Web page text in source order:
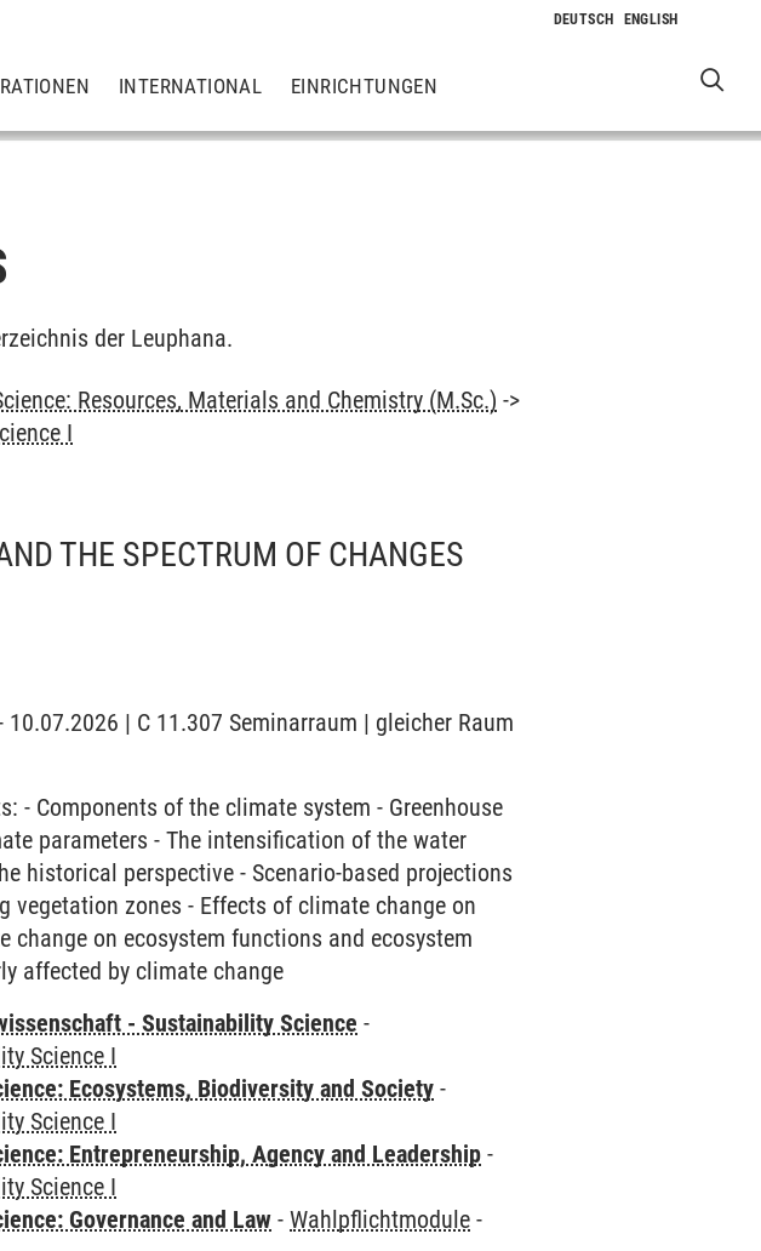
INTERNATIONAL EINRICHTUNGEN
der Leuphana.
Resources, Materials and Chemistry (M.Sc.) ->
I
THE SPECTRUM OF CHANGES
| C 11.307 Seminarraum | gleicher Raum
- Components of the climate system - Greenhouse
parameters - The intensification of the water
historical perspective - Scenario-based projections
zones - Effects of climate change on
on ecosystem functions and ecosystem
affected by climate change
- Sustainability Science -
Science I
Ecosystems, Biodiversity and Society -
Science I
Entrepreneurship, Agency and Leadership -
Science I
Governance and Law -Wahlpflichtmodule -